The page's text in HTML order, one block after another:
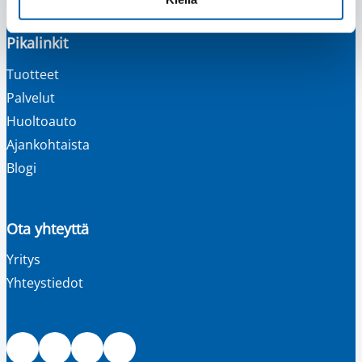
Pikalinkit
Tuotteet
Palvelut
Huoltoauto
Ajankohtaista
Blogi
Ota yhteyttä
Yritys
Yhteystiedot
FacebookInstagramLinkedInYoutube